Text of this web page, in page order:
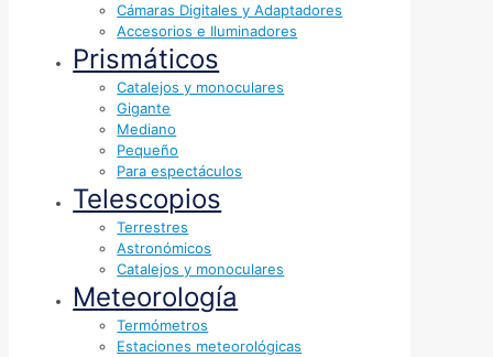
Cámaras Digitales y Adaptadores
Accesorios e Iluminadores
Prismáticos
Catalejos y monoculares
Gigante
Mediano
Pequeño
Para espectáculos
Telescopios
Terrestres
Astronómicos
Catalejos y monoculares
Meteorología
Termómetros
Estaciones meteorológicas